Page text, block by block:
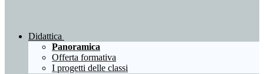
Didattica
Panoramica
Offerta formativa
I progetti delle classi